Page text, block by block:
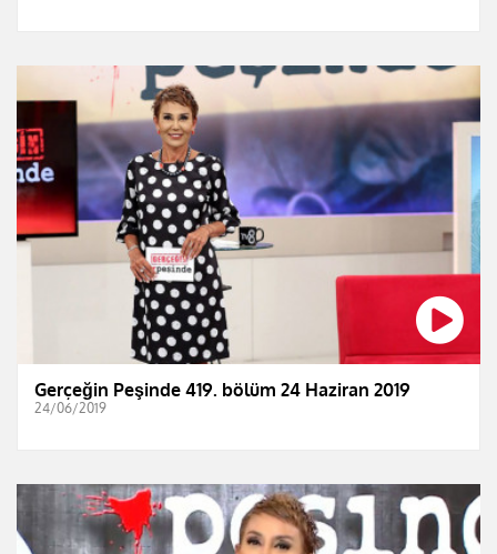
Gerçeğin Peşinde 419. bölüm 24 Haziran 2019
24/06/2019